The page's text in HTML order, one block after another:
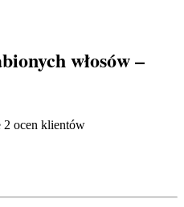
włosów –
2 ocen klientów